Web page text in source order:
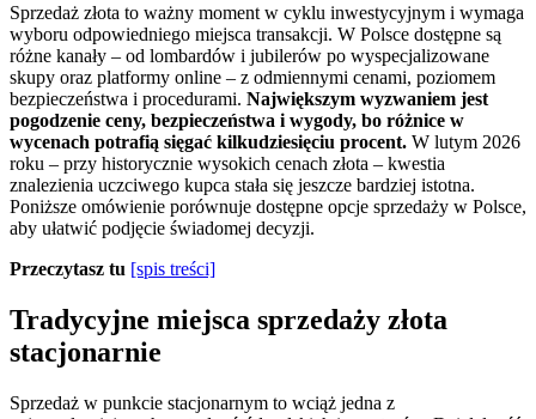
Sprzedaż złota to ważny moment w cyklu inwestycyjnym i wymaga
wyboru odpowiedniego miejsca transakcji. W Polsce dostępne są
różne kanały – od lombardów i jubilerów po wyspecjalizowane
skupy oraz platformy online – z odmiennymi cenami, poziomem
bezpieczeństwa i procedurami. Największym wyzwaniem jest
pogodzenie ceny, bezpieczeństwa i wygody, bo różnice w
wycenach potrafią sięgać kilkudziesięciu procent. W lutym 2026
roku – przy historycznie wysokich cenach złota – kwestia
znalezienia uczciwego kupca stała się jeszcze bardziej istotna.
Poniższe omówienie porównuje dostępne opcje sprzedaży w Polsce,
aby ułatwić podjęcie świadomej decyzji.
Przeczytasz tu [spis treści]
Tradycyjne miejsca sprzedaży złota
stacjonarnie
Sprzedaż w punkcie stacjonarnym to wciąż jedna z